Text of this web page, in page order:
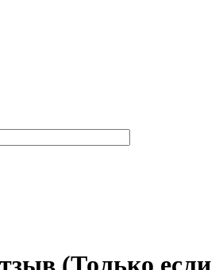
(Только если